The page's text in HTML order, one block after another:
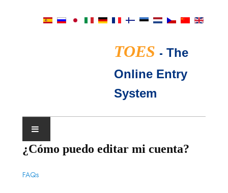
TOES - The
Online Entry
System
CALENDARIO DE EXPOSICIONES
JUECES TICA
¿Cómo puedo editar mi cuenta?
FAQs